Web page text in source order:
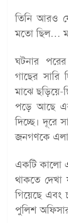
তিনি আরও
মতো ছিল…
ঘটনার
গাছের সারি
মাঝে ছড়িয়ে-
পড়ে আছে
দিচ্ছে। দূরে
জনগণকে
একটি কালো
থাকতে দেখা
গিয়েছে এবং
পুলিশ